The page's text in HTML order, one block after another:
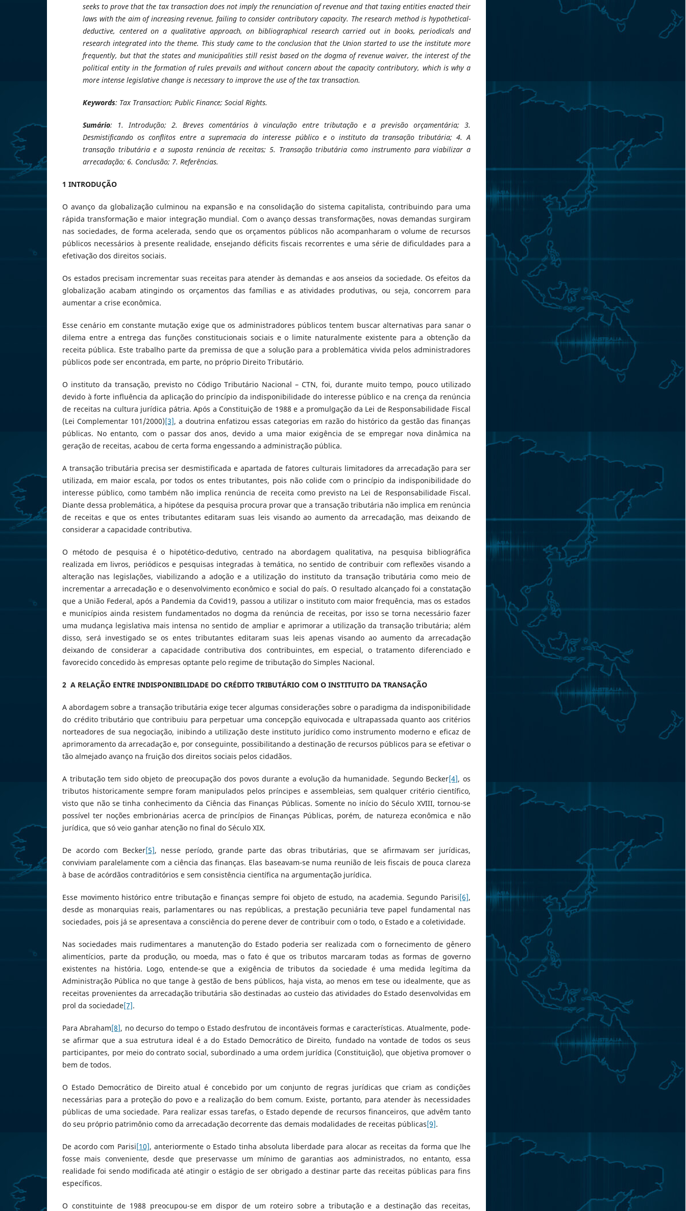
seeks to prove that the tax transaction does not imply the renunciation of revenue and that taxing entities enacted their
laws with the aim of increasing revenue, failing to consider contributory capacity. The research method is hypothetical-
deductive, centered on a qualitative approach, on bibliographical research carried out in books, periodicals and
research integrated into the theme. This study came to the conclusion that the Union started to use the institute more
frequently, but that the states and municipalities still resist based on the dogma of revenue waiver, the interest of the
political entity in the formation of rules prevails and without concern about the capacity contributory, which is why a
more intense legislative change is necessary to improve the use of the tax transaction.
Keywords: Tax Transaction; Public Finance; Social Rights.
Sumário: 1. Introdução; 2. Breves comentários à vinculação entre tributação e a previsão orçamentária; 3.
Desmistificando os conflitos entre a supremacia do interesse público e o instituto da transação tributária; 4. A
transação tributária e a suposta renúncia de receitas; 5. Transação tributária como instrumento para viabilizar a
arrecadação; 6. Conclusão; 7. Referências.
1 INTRODUÇÃO
O avanço da globalização culminou na expansão e na consolidação do sistema capitalista, contribuindo para uma
rápida transformação e maior integração mundial. Com o avanço dessas transformações, novas demandas surgiram
nas sociedades, de forma acelerada, sendo que os orçamentos públicos não acompanharam o volume de recursos
públicos necessários à presente realidade, ensejando déficits fiscais recorrentes e uma série de dificuldades para a
efetivação dos direitos sociais.
Os estados precisam incrementar suas receitas para atender às demandas e aos anseios da sociedade. Os efeitos da
globalização acabam atingindo os orçamentos das famílias e as atividades produtivas, ou seja, concorrem para
aumentar a crise econômica.
Esse cenário em constante mutação exige que os administradores públicos tentem buscar alternativas para sanar o
dilema entre a entrega das funções constitucionais sociais e o limite naturalmente existente para a obtenção da
receita pública. Este trabalho parte da premissa de que a solução para a problemática vivida pelos administradores
públicos pode ser encontrada, em parte, no próprio Direito Tributário.
O instituto da transação, previsto no Código Tributário Nacional – CTN, foi, durante muito tempo, pouco utilizado
devido à forte influência da aplicação do princípio da indisponibilidade do interesse público e na crença da renúncia
de receitas na cultura jurídica pátria. Após a Constituição de 1988 e a promulgação da Lei de Responsabilidade Fiscal
(Lei Complementar 101/2000)[3], a doutrina enfatizou essas categorias em razão do histórico da gestão das finanças
públicas. No entanto, com o passar dos anos, devido a uma maior exigência de se empregar nova dinâmica na
geração de receitas, acabou de certa forma engessando a administração pública.
A transação tributária precisa ser desmistificada e apartada de fatores culturais limitadores da arrecadação para ser
utilizada, em maior escala, por todos os entes tributantes, pois não colide com o princípio da indisponibilidade do
interesse público, como também não implica renúncia de receita como previsto na Lei de Responsabilidade Fiscal.
Diante dessa problemática, a hipótese da pesquisa procura provar que a transação tributária não implica em renúncia
de receitas e que os entes tributantes editaram suas leis visando ao aumento da arrecadação, mas deixando de
considerar a capacidade contributiva.
O método de pesquisa é o hipotético-dedutivo, centrado na abordagem qualitativa, na pesquisa bibliográfica
realizada em livros, periódicos e pesquisas integradas à temática, no sentido de contribuir com reflexões visando a
alteração nas legislações, viabilizando a adoção e a utilização do instituto da transação tributária como meio de
incrementar a arrecadação e o desenvolvimento econômico e social do país. O resultado alcançado foi a constatação
que a União Federal, após a Pandemia da Covid19, passou a utilizar o instituto com maior frequência, mas os estados
e municípios ainda resistem fundamentados no dogma da renúncia de receitas, por isso se torna necessário fazer
uma mudança legislativa mais intensa no sentido de ampliar e aprimorar a utilização da transação tributária; além
disso, será investigado se os entes tributantes editaram suas leis apenas visando ao aumento da arrecadação
deixando de considerar a capacidade contributiva dos contribuintes, em especial, o tratamento diferenciado e
favorecido concedido às empresas optante pelo regime de tributação do Simples Nacional.
2 A RELAÇÃO ENTRE INDISPONIBILIDADE DO CRÉDITO TRIBUTÁRIO COM O INSTITUITO DA TRANSAÇÃO
A abordagem sobre a transação tributária exige tecer algumas considerações sobre o paradigma da indisponibilidade
do crédito tributário que contribuiu para perpetuar uma concepção equivocada e ultrapassada quanto aos critérios
norteadores de sua negociação, inibindo a utilização deste instituto jurídico como instrumento moderno e eficaz de
aprimoramento da arrecadação e, por conseguinte, possibilitando a destinação de recursos públicos para se efetivar o
tão almejado avanço na fruição dos direitos sociais pelos cidadãos.
A tributação tem sido objeto de preocupação dos povos durante a evolução da humanidade. Segundo Becker[4], os
tributos historicamente sempre foram manipulados pelos príncipes e assembleias, sem qualquer critério científico,
visto que não se tinha conhecimento da Ciência das Finanças Públicas. Somente no início do Século XVIII, tornou-se
possível ter noções embrionárias acerca de princípios de Finanças Públicas, porém, de natureza econômica e não
jurídica, que só veio ganhar atenção no final do Século XIX.
De acordo com Becker[5], nesse período, grande parte das obras tributárias, que se afirmavam ser jurídicas,
conviviam paralelamente com a ciência das finanças. Elas baseavam-se numa reunião de leis fiscais de pouca clareza
à base de acórdãos contraditórios e sem consistência científica na argumentação jurídica.
Esse movimento histórico entre tributação e finanças sempre foi objeto de estudo, na academia. Segundo Parisi[6],
desde as monarquias reais, parlamentares ou nas repúblicas, a prestação pecuniária teve papel fundamental nas
sociedades, pois já se apresentava a consciência do perene dever de contribuir com o todo, o Estado e a coletividade.
Nas sociedades mais rudimentares a manutenção do Estado poderia ser realizada com o fornecimento de gênero
alimentícios, parte da produção, ou moeda, mas o fato é que os tributos marcaram todas as formas de governo
existentes na história. Logo, entende-se que a exigência de tributos da sociedade é uma medida legítima da
Administração Pública no que tange à gestão de bens públicos, haja vista, ao menos em tese ou idealmente, que as
receitas provenientes da arrecadação tributária são destinadas ao custeio das atividades do Estado desenvolvidas em
prol da sociedade[7].
Para Abraham[8], no decurso do tempo o Estado desfrutou de incontáveis formas e características. Atualmente, pode-
se afirmar que a sua estrutura ideal é a do Estado Democrático de Direito, fundado na vontade de todos os seus
participantes, por meio do contrato social, subordinado a uma ordem jurídica (Constituição), que objetiva promover o
bem de todos.
O Estado Democrático de Direito atual é concebido por um conjunto de regras jurídicas que criam as condições
necessárias para a proteção do povo e a realização do bem comum. Existe, portanto, para atender às necessidades
públicas de uma sociedade. Para realizar essas tarefas, o Estado depende de recursos financeiros, que advêm tanto
do seu próprio patrimônio como da arrecadação decorrente das demais modalidades de receitas públicas[9].
De acordo com Parisi[10], anteriormente o Estado tinha absoluta liberdade para alocar as receitas da forma que lhe
fosse mais conveniente, desde que preservasse um mínimo de garantias aos administrados, no entanto, essa
realidade foi sendo modificada até atingir o estágio de ser obrigado a destinar parte das receitas públicas para fins
específicos.
O constituinte de 1988 preocupou-se em dispor de um roteiro sobre a tributação e a destinação das receitas,